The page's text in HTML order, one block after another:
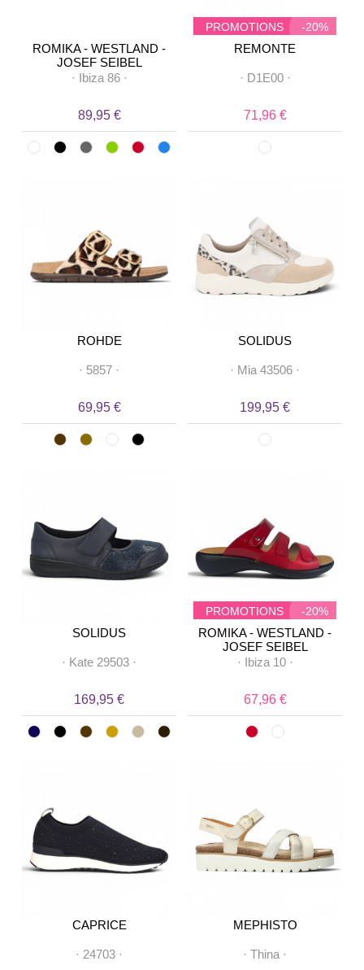
ROMIKA - WESTLAND -
JOSEF SEIBEL
· Ibiza 86·
89,95 €
PROMOTIONS -20%
REMONTE
· D1E00·
71,96 €
ROHDE
· 5857 ·
69,95 €
SOLIDUS
· Mia 43506 ·
199,95 €
SOLIDUS
· Kate 29503 ·
169,95 €
PROMOTIONS -20%
ROMIKA - WESTLAND -
JOSEF SEIBEL
· Ibiza 10·
67,96 €
CAPRICE
· 24703 ·
MEPHISTO
· Thina ·